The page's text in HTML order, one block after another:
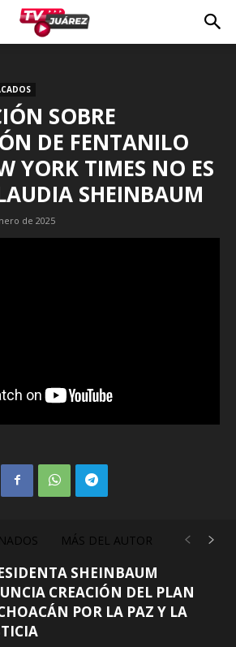
SOBRE
DE FENTANILO
YORK TIMES NO ES
SHEINBAUM
de 2025
MÁS DEL AUTOR
SHEINBAUM
CREACIÓN DEL PLAN
POR LA PAZ Y LA